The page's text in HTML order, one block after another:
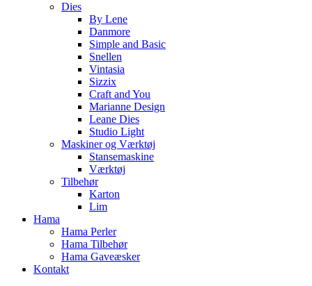
Dies
By Lene
Danmore
Simple and Basic
Snellen
Vintasia
Sizzix
Craft and You
Marianne Design
Leane Dies
Studio Light
Maskiner og Værktøj
Stansemaskine
Værktøj
Tilbehør
Karton
Lim
Hama
Hama Perler
Hama Tilbehør
Hama Gaveæsker
Kontakt